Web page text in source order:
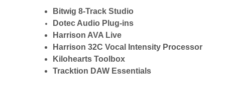
Bitwig 8-Track Studio
Dotec Audio Plug-ins
Harrison AVA Live
Harrison 32C Vocal Intensity Processor
Kilohearts Toolbox
Tracktion DAW Essentials